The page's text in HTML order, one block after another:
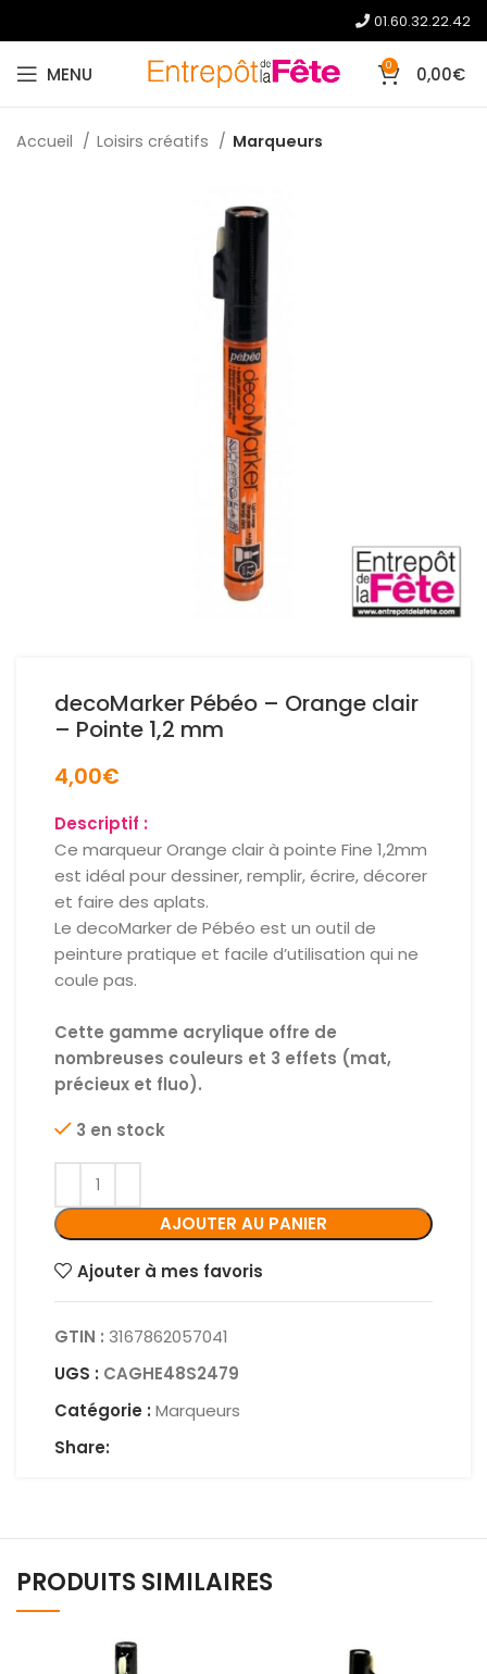
01.60.32.22.42
MENU 0 0,00€
Accueil Loisirs créatifs Marqueurs
decoMarker Pébéo – Orange clair
– Pointe 1,2 mm
4,00€
Descriptif :
Ce marqueur Orange clair à pointe Fine 1,2mm
est idéal pour dessiner, remplir, écrire, décorer
et faire des aplats.
Le decoMarker de Pébéo est un outil de
peinture pratique et facile d’utilisation qui ne
coule pas.
Cette gamme acrylique offre de
nombreuses couleurs et 3 effets (mat,
précieux et fluo).
3 en stock
AJOUTER AU PANIER
Ajouter à mes favoris
GTIN : 3167862057041
UGS : CAGHE48S2479
Catégorie : Marqueurs
Share:
PRODUITS SIMILAIRES